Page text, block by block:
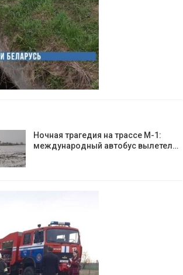
Ночная трагедия на трассе М-1:
международный автобус вылетел…